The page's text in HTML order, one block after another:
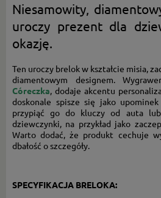
Niesamowity,
uroczy prezent dla
okazję.
Ten uroczy brelok w kształcie misia,
diamentowym designem.
Córeczka, dodaje akcentu
doskonale spisze się jako
przypiąć go do kluczy od auta
dziewczynki, na przykład jako
Warto dodać, że produkt cechuje
dbałość o szczegóły.
SPECYFIKACJA BRELOKA: